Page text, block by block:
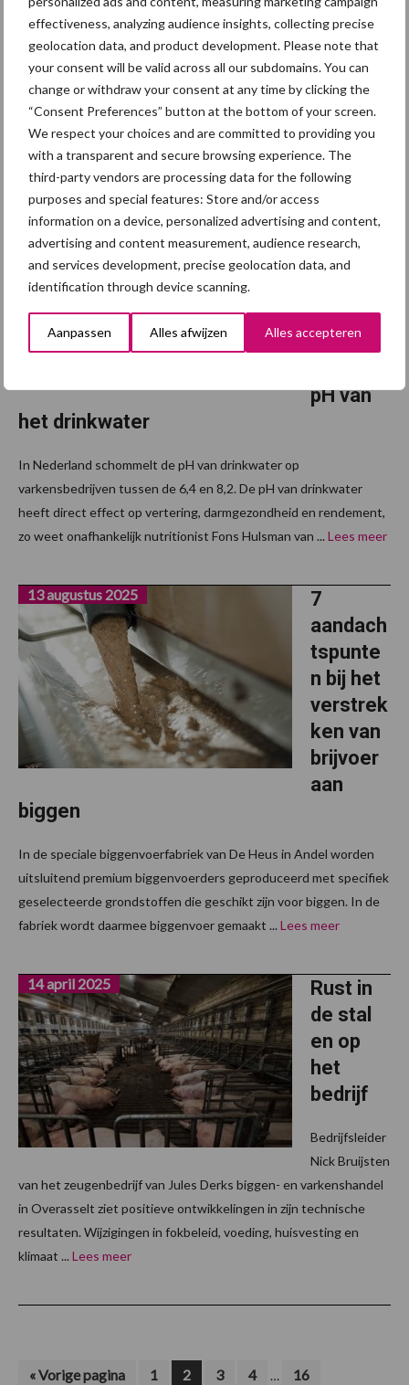
effectiveness, analyzing audience insights, collecting precise
geolocation data, and product development. Please note that
your consent will be valid across all our subdomains. You can
change or withdraw your consent at any time by clicking the
“Consent Preferences” button at the bottom of your screen.
We respect your choices and are committed to providing you
with a transparent and secure browsing experience. The
third-party vendors are processing data for the following
purposes and special features: Store and/or access
information on a device, personalized advertising and content,
advertising and content measurement, audience research,
and services development, precise geolocation data, and
identification through device scanning.
Aanpassen Alles afwijzen Alles accepteren
Het spenen is
voor biggen
een grote
omschakeling. Tot dan toe krijgen ze moedermelk: makkelijk
verteerbaar en rijk aan energie en eiwit. Na het spenen moeten
ze ineens plantaardig voer verteren, waarin zetmeel, eiwitten en
Houd in
de
voersam
g
rekening
pH van
het drinkwater
10 september 2025
In Nederland schommelt de pH van drinkwater op
varkensbedrijven tussen de 6,4 en 8,2. De pH van drinkwater
heeft direct effect op vertering, darmgezondheid en rendement,
zo weet onafhankelijk nutritionist Fons Hulsman van ... Lees meer
7
aandach
tspunte
n bij het
verstrek
ken van
brijvoer
aan
biggen
13 augustus 2025
In de speciale biggenvoerfabriek van De Heus in Andel worden
uitsluitend premium biggenvoerders geproduceerd met specifiek
geselecteerde grondstoffen die geschikt zijn voor biggen. In de
fabriek wordt daarmee biggenvoer gemaakt ... Lees meer
Rust in
de stal
en op
het
bedrijf
14 april 2025
Bedrijfsleider
Nick Bruijsten
van het zeugenbedrijf van Jules Derks biggen- en varkenshandel
in Overasselt ziet positieve ontwikkelingen in zijn technische
resultaten. Wijzigingen in fokbeleid, voeding, huisvesting en
klimaat ... Lees meer
«Ga
Vorige pagina Pagina
1 Pagina
2 Pagina
3 Pagina
4
Interim
… Pagina
16